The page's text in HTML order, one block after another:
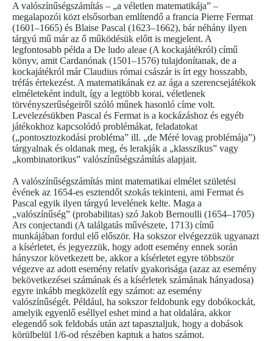
A valószínűségszámítás – „a véletlen matematikája” –
megalapozói közt elsősorban említendő a francia Pierre Fermat
(1601–1665) és Blaise Pascal (1623–1662), bár néhány ilyen
tárgyú mű már az ő működésük előtt is megjelent. A
legfontosabb példa a De ludo aleae (A kockajátékról) című
könyv, amit Cardanónak (1501–1576) tulajdonítanak, de a
kockajátékról már Claudius római császár is írt egy hosszabb,
tréfás értekezést. A matematikának ez az ága a szerencsejátékok
elméleteként indult, így a legtöbb korai, véletlenek
törvényszerűségeiről szóló műnek hasonló címe volt.
Levelezésükben Pascal és Fermat is a kockázáshoz és egyéb
játékokhoz kapcsolódó problémákat, feladatokat
(„pontosztozkodási probléma” ill. „de Méré lovag problémája”)
tárgyalnak és oldanak meg, és lerakják a „klasszikus” vagy
„kombinatorikus” valószínűségszámítás alapjait.
A valószínűségszámítás mint matematikai elmélet születési
évének az 1654-es esztendőt szokás tekinteni, ami Fermat és
Pascal egyik ilyen tárgyú levelének kelte. Maga a
„valószínűség” (probabilitas) szó Jakob Bernoulli (1654–1705)
Ars conjectandi (A találgatás művészete, 1713) című
munkájában fordul elő először. Ha sokszor elvégezzük ugyanazt
a kísérletet, és jegyezzük, hogy adott esemény ennek során
hányszor következett be, akkor a kísérletet egyre többször
végezve az adott esemény relatív gyakorisága (azaz az esemény
bekövetkezései számának és a kísérletek számának hányadosa)
egyre inkább megközelít egy számot: az esemény
valószínűségét. Például, ha sokszor feldobunk egy dobókockát,
amelyik egyenlő eséllyel eshet mind a hat oldalára, akkor
elegendő sok feldobás után azt tapasztaljuk, hogy a dobások
körülbelül 1/6-od részében kaptuk a hatos számot.